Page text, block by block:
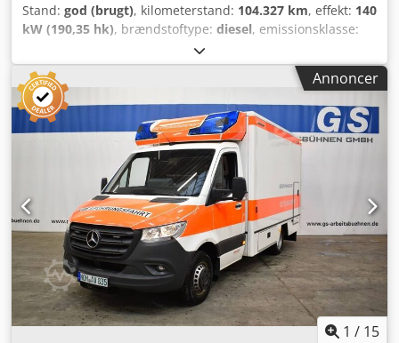
Stand: god (brugt), kilometerstand: 104.327 km, effekt: 140
kW (190,35 hk), brændstoftype: diesel, emissionsklasse:
, Anvendelsesformål:
Godstransport Motorstørrelse: 1.950 cc Teknisk stand: God
Visuel stand: God Kontakt Christian Theißen for yderligere
oplysninger. Producent: Mercedes Benz Model: Vito 4x4
NEF - Akutlægebil Årgang: 2019 Produktkategori: Brugt
Data: Først indregistreret: 09/2019 Brændstoftype: Diesel
Kilometertal: 104.327 km Gearkasse: Automatgear Drivlinje:
Firehjulstræk Motoreffekt/Volumen: 140 kW / 1.950 cm³
Tilladt totalvægt: 3.200 kg Miljømærkning: Grøn / Euro 6
Farve: Hvid med folieindpakning Chjdjygg I Tspfx Aixja
Udstyr: Kørelys, klimaanlæg, 3 sædepladser, airbag,
elektriske vinduer og sidespejle, centrallås, ABS, ESP,
radio, servostyring Bemærk: I henhold til DIN 75059:
Trykkammerhøjttaler, Martin-anlæg, LED-lysanlæg,
ulykkesdataprotektor, termorum, kølerum, mobil håndfri,
skab i bagområdet, lægesæde, arbejdsbord Placering:
Annoncer
1 / 15